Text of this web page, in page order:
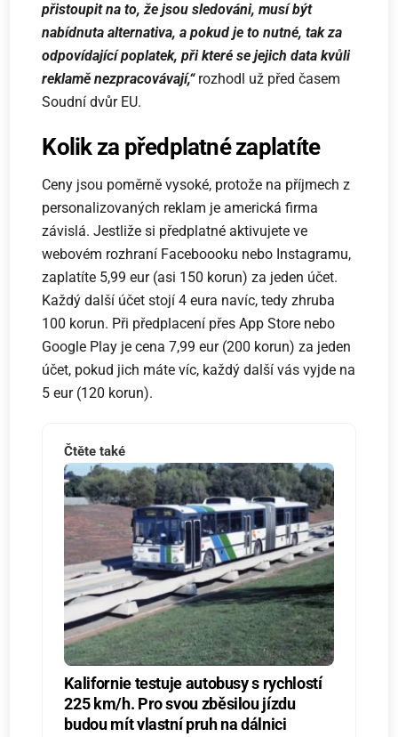
přistoupit na to, že jsou sledováni, musí být
nabídnuta alternativa, a pokud je to nutné, tak za
odpovídající poplatek, při které se jejich data kvůli
reklamě nezpracovávají,“rozhodl už před časem
Soudní dvůr EU.
Kolik za předplatné zaplatíte
Ceny jsou poměrně vysoké, protože na příjmech z
personalizovaných reklam je americká firma
závislá. Jestliže si předplatné aktivujete ve
webovém rozhraní Faceboooku nebo Instagramu,
zaplatíte 5,99 eur (asi 150 korun) za jeden účet.
Každý další účet stojí 4 eura navíc, tedy zhruba
100 korun. Při předplacení přes App Store nebo
Google Play je cena 7,99 eur (200 korun) za jeden
účet, pokud jich máte víc, každý další vás vyjde na
5 eur (120 korun).
Čtěte také
Kalifornie testuje autobusy s rychlostí
225 km/h. Pro svou zběsilou jízdu
budou mít vlastní pruh na dálnici